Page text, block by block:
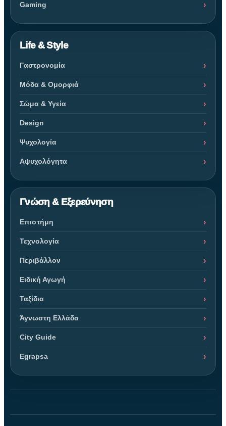
Gaming
Life & Style
Γαστρονομία
Μόδα & Ομορφιά
Σώμα & Υγεία
Design
Ψυχολογία
Αψυχολόγητα
Γνώση & Εξερεύνηση
Επιστήμη
Τεχνολογία
Περιβάλλον
Ειδική Αγωγή
Ταξίδια
Άγνωστη Ελλάδα
City Guide
Egrapsa